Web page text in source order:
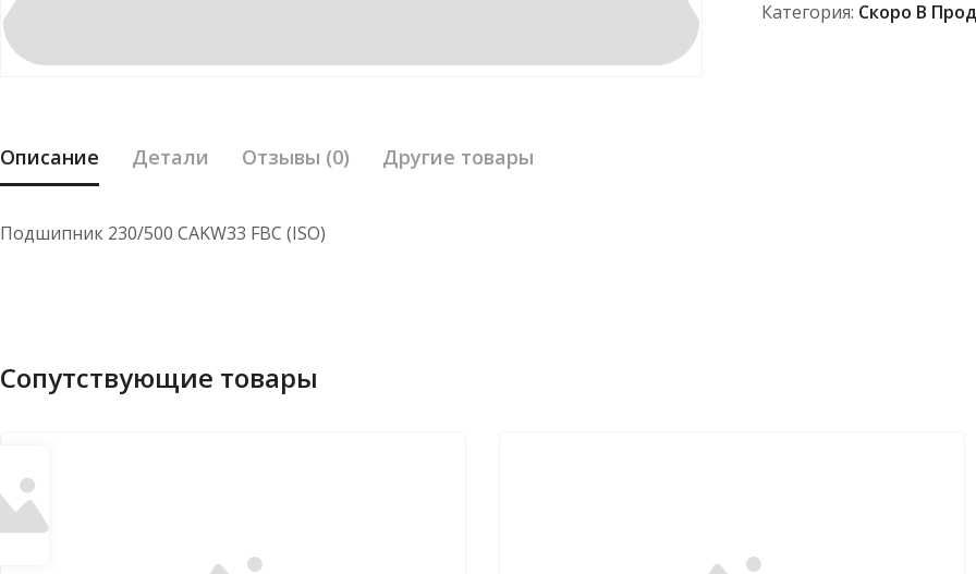
Категория: Скоро В
Описание Детали Отзывы (0) Другие товары
Подшипник 230/500 CAKW33 FBC (ISO)
Сопутствующие товары